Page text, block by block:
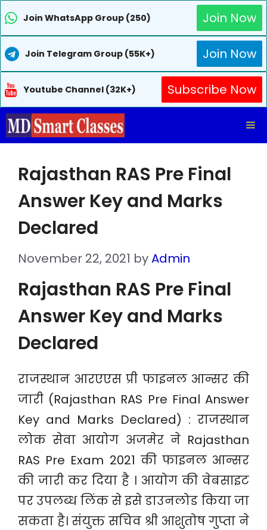
Join WhatsApp Group (250) Join Now
Join Telegram Group (55K+) Join Now
Youtube Channel (32K+)
Subscribe Now
Skip
to
Rajasthan RAS Pre Final
Answer Key and Marks
Declared
November 22, 2021 byAdmin
Rajasthan RAS Pre Final
Answer Key and Marks
Declared
राजस्थान आरएएस प्री फाइनल आन्सर की
जारी (Rajasthan RAS Pre Final Answer
Key and Marks Declared) : राजस्थान
लोक सेवा आयोग अजमेर ने Rajasthan
RAS Pre Exam 2021 की फाइनल आन्सर
की जारी कर दिया है । आयोग की वेबसाइट
पर उपलब्ध लिंक से इसे डाउनलोड किया जा
सकता है। संयुक्त सचिव श्री आशुतोष गुप्ता ने